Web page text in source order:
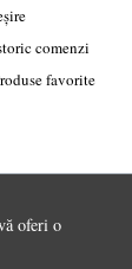
oferi o
comenzi
favorite